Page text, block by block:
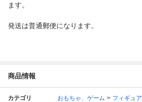
ます。
発送は普通郵便になります。
商品情報
カテゴリ おもちゃ、ゲーム フィギュア